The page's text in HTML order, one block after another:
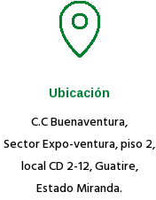
Ubicación
C.C Buenaventura,
Sector Expo-ventura, piso 2,
local CD 2-12, Guatire,
Estado Miranda.